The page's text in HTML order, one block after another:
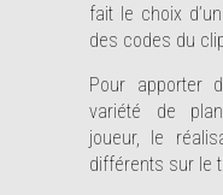
fait le choix
des codes du
Pour apporter
variété de
joueur, le
différents sur le